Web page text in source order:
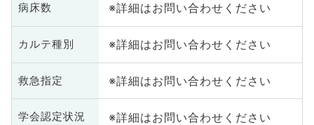
病床数 ※詳細はお問い合わせください
カルテ種別 ※詳細はお問い合わせください
救急指定 ※詳細はお問い合わせください
学会認定状況 ※詳細はお問い合わせください